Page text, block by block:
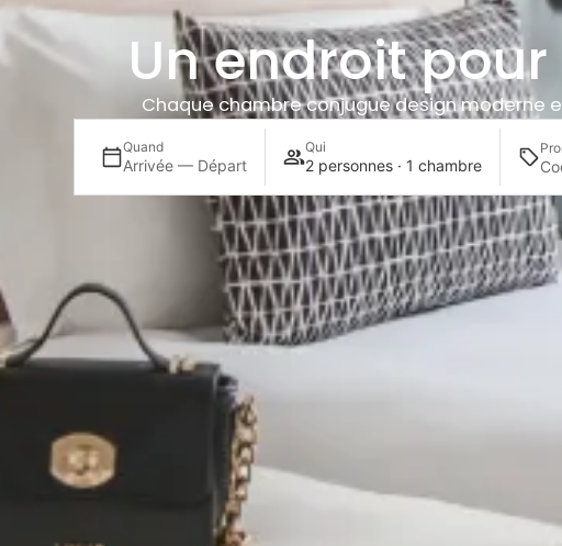
Un endroit
Chaque chambre conjugue design moderne
Quand
Arrivée — Départ
Qui
2 personnes · 1 chambre